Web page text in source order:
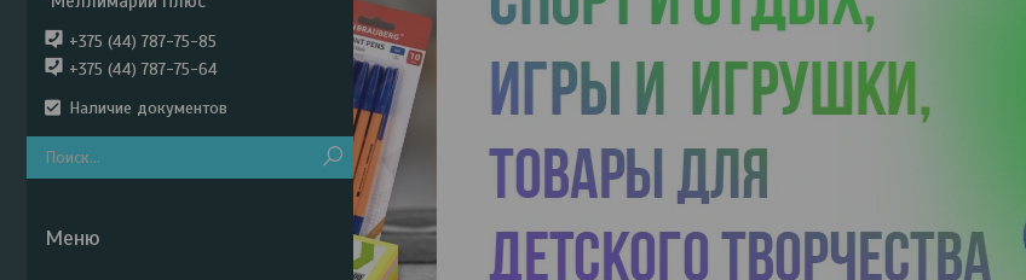
+375 (44) 787-75-85
+375 (44) 787-75-64
Наличие документов